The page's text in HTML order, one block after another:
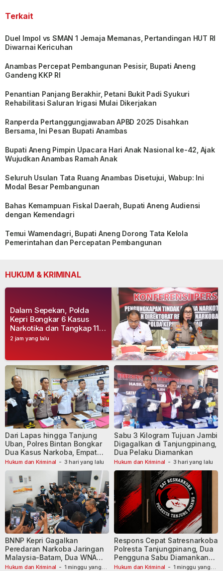
Terkait
Duel Impol vs SMAN 1 Jemaja Memanas, Pertandingan HUT RI
Diwarnai Kericuhan
Anambas Percepat Pembangunan Pesisir, Bupati Aneng
Gandeng KKP RI
Penantian Panjang Berakhir, Petani Bukit Padi Syukuri
Rehabilitasi Saluran Irigasi Mulai Dikerjakan
Ranperda Pertanggungjawaban APBD 2025 Disahkan
Bersama, Ini Pesan Bupati Anambas
Bupati Aneng Pimpin Upacara Hari Anak Nasional ke-42, Ajak
Wujudkan Anambas Ramah Anak
Seluruh Usulan Tata Ruang Anambas Disetujui, Wabup: Ini
Modal Besar Pembangunan
Bahas Kemampuan Fiskal Daerah, Bupati Aneng Audiensi
dengan Kemendagri
Temui Wamendagri, Bupati Aneng Dorong Tata Kelola
Pemerintahan dan Percepatan Pembangunan
HUKUM & KRIMINAL
2 jam yang lalu
Dalam Sepekan, Polda
Kepri Bongkar 6 Kasus
Narkotika dan Tangkap 11
Tersangka
Hukum dan Kriminal - 3 hari yang lalu
Dari Lapas hingga Tanjung
Uban, Polres Bintan Bongkar
Dua Kasus Narkoba, Empat
Tersangka Dibekuk
Hukum dan Kriminal - 3 hari yang lalu
Sabu 3 Kilogram Tujuan Jambi
Digagalkan di Tanjungpinang,
Dua Pelaku Diamankan
Hukum dan Kriminal - 1 minggu yang
BNNP Kepri Gagalkan
Peredaran Narkoba Jaringan
Malaysia-Batam, Dua WNA
Masih Diburu
Hukum dan Kriminal - 1 minggu yang
Respons Cepat Satresnarkoba
Polresta Tanjungpinang, Dua
Pengguna Sabu Diamankan
Usai Dilaporkan ke Call Center